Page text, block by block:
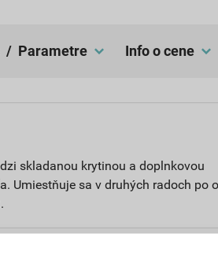
/ Parametre Info o cene
skladanou krytinou a doplnkovou
Umiestňuje sa v druhých radoch po